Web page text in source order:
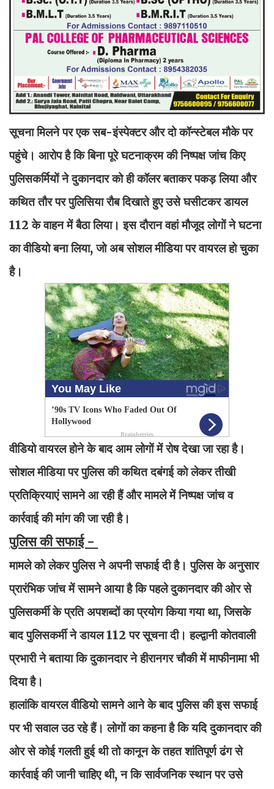
सूचना मिलने पर एक सब-इंस्पेक्टर और दो कॉन्स्टेबल मौके पर
पहुंचे। आरोप है कि बिना पूरे घटनाक्रम की निष्पक्ष जांच किए
पुलिसकर्मियों ने दुकानदार को ही कॉलर बताकर पकड़ लिया और
कथित तौर पर पुलिसिया रौब दिखाते हुए उसे घसीटकर डायल
112 के वाहन में बैठा लिया। इस दौरान वहां मौजूद लोगों ने घटना
का वीडियो बना लिया, जो अब सोशल मीडिया पर वायरल हो चुका
है।
वीडियो वायरल होने के बाद आम लोगों में रोष देखा जा रहा है।
सोशल मीडिया पर पुलिस की कथित दबंगई को लेकर तीखी
प्रतिक्रियाएं सामने आ रही हैं और मामले में निष्पक्ष जांच व
कार्रवाई की मांग की जा रही है।
पुलिस की सफाई -
मामले को लेकर पुलिस ने अपनी सफाई दी है। पुलिस के अनुसार
प्रारंभिक जांच में सामने आया है कि पहले दुकानदार की ओर से
पुलिसकर्मी के प्रति अपशब्दों का प्रयोग किया गया था, जिसके
बाद पुलिसकर्मी ने डायल 112 पर सूचना दी। हल्द्वानी कोतवाली
प्रभारी ने बताया कि दुकानदार ने हीरानगर चौकी में माफीनामा भी
दिया है।
हालांकि वायरल वीडियो सामने आने के बाद पुलिस की इस सफाई
पर भी सवाल उठ रहे हैं। लोगों का कहना है कि यदि दुकानदार की
ओर से कोई गलती हुई थी तो कानून के तहत शांतिपूर्ण ढंग से
कार्रवाई की जानी चाहिए थी, न कि सार्वजनिक स्थान पर उसे